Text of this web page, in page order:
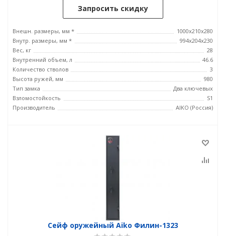
Запросить скидку
Внешн. размеры, мм *
1000x210x280
Внутр. размеры, мм *
994x204x230
Вес, кг
28
Внутренний объем, л
46.6
Количество стволов
3
Высота ружей, мм
980
Тип замка
Два ключевых
Взломостойкость
S1
Производитель
AIKO (Россия)
Сейф оружейный Aiko Филин-1323